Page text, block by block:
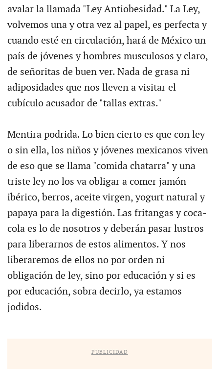
avalar la llamada "Ley Antiobesidad." La Ley,
volvemos una y otra vez al papel, es perfecta y
cuando esté en circulación, hará de México un
país de jóvenes y hombres musculosos y claro,
de señoritas de buen ver. Nada de grasa ni
adiposidades que nos lleven a visitar el
cubículo acusador de "tallas extras."
Mentira podrida. Lo bien cierto es que con ley
o sin ella, los niños y jóvenes mexicanos viven
de eso que se llama "comida chatarra" y una
triste ley no los va obligar a comer jamón
ibérico, berros, aceite virgen, yogurt natural y
papaya para la digestión. Las fritangas y coca-
cola es lo de nosotros y deberán pasar lustros
para liberarnos de estos alimentos. Y nos
liberaremos de ellos no por orden ni
obligación de ley, sino por educación y si es
por educación, sobra decirlo, ya estamos
jodidos.
PUBLICIDAD